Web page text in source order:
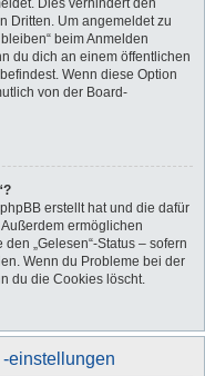
Dies verhindert den
Dritten. Um angemeldet zu
beim Anmelden
du dich an einem öffentlichen
Wenn diese Option
von der Board-
erstellt hat und die dafür
ermöglichen
„Gelesen“-Status – sofern
Wenn du Probleme bei der
du die Cookies löscht.
einstellungen